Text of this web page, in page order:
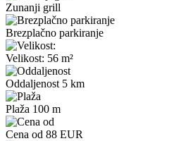
Zunanji grill
Brezplačno parkiranje
Velikost: 56 m²
Oddaljenost 5 km
Plaža 100 m
Cena od 88 EUR